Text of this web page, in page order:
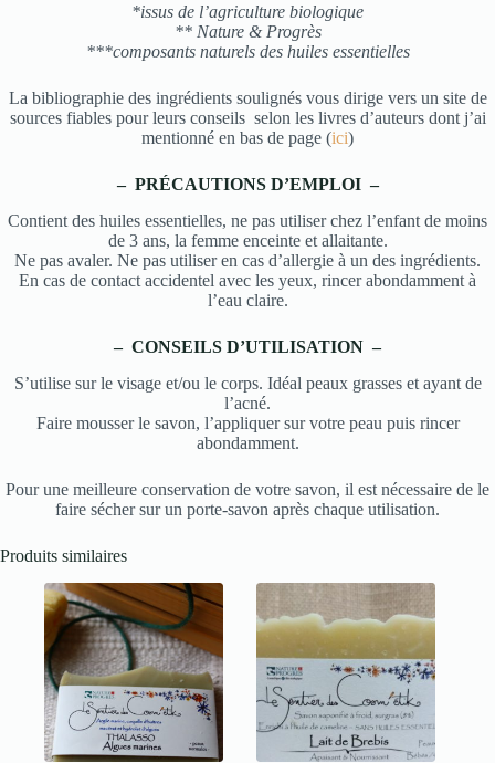
*issus de l’agriculture biologique
** Nature & Progrès
***composants naturels des huiles essentielles
La bibliographie des ingrédients soulignés vous dirige vers un site de
sources fiables pour leurs conseils selon les livres d’auteurs dont j’ai
mentionné en bas de page (ici)
– PRÉCAUTIONS D’EMPLOI –
Contient des huiles essentielles, ne pas utiliser chez l’enfant de moins
de 3 ans, la femme enceinte et allaitante.
Ne pas avaler. Ne pas utiliser en cas d’allergie à un des ingrédients.
En cas de contact accidentel avec les yeux, rincer abondamment à
l’eau claire.
– CONSEILS D’UTILISATION –
S’utilise sur le visage et/ou le corps. Idéal peaux grasses et ayant de
l’acné.
Faire mousser le savon, l’appliquer sur votre peau puis rincer
abondamment.
Pour une meilleure conservation de votre savon, il est nécessaire de le
faire sécher sur un porte-savon après chaque utilisation.
Produits similaires